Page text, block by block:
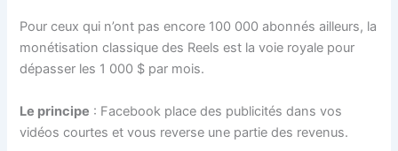
Pour ceux qui n’ont pas encore 100 000 abonnés ailleurs, la
monétisation classique des Reels est la voie royale pour
dépasser les 1 000 $ par mois.
Le principe : Facebook place des publicités dans vos
vidéos courtes et vous reverse une partie des revenus.